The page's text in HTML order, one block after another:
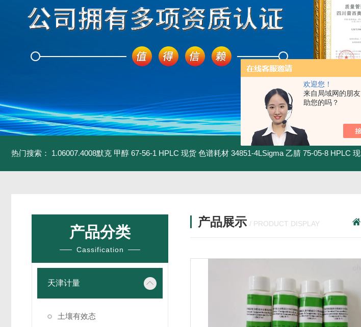
欢迎您！
来自局域网的朋
助您的吗？
热门搜索： 1.06007.4008默克 甲醇 67-56-1 HPLC 现货 色谱耗材 34851-4LSigma 乙腈 75-05-8 HPLC
产品分类
Cassification
天津计量
土壤有效态
产品展示 / PRODUCT DISPLAY